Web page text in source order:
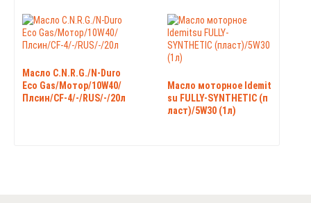
Масло C.N.R.G./N-Duro
Eco Gas/Мотор/10W40/
Плсин/CF-4/-/RUS/-/20л
Масло моторное Idemit
su FULLY-SYNTHETIC (п
ласт)/5W30 (1л)